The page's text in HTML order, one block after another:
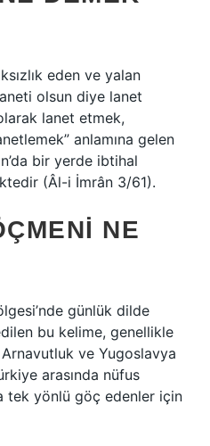
eden ve yalan
olsun diye lanet
lanet etmek,
anlamına gelen
bir yerde ibtihal
(Âl-i İmrân 3/61).
NE
günlük dilde
bu kelime, genellikle
ve Yugoslavya
arasında nüfus
tek yönlü göç edenler için